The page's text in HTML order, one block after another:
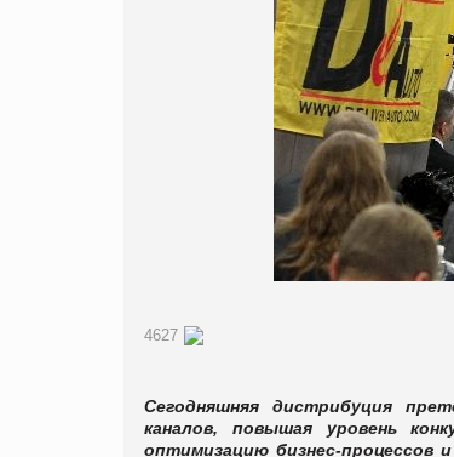
4627
Сегодняшняя дистрибуция
каналов, повышая уровень
оптимизацию бизнес-процессов